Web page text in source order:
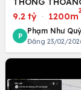
9.2 tỷ · 1200m
P
Phạm Như
Đăng 23/02/